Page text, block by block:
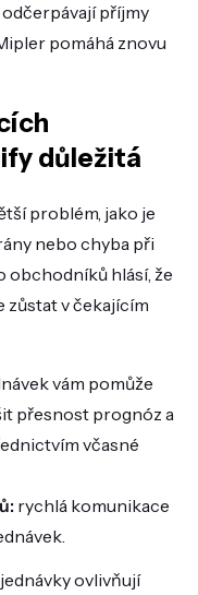
příjmy
pomáhá znovu
důležitá
problém, jako je
nebo chyba při
obchodníků hlásí, že
zůstat v čekajícím
vám pomůže
přesnost prognóz a
včasné
rychlá komunikace
ovlivňují